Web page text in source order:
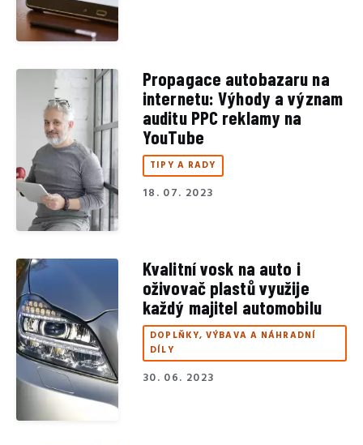
Propagace autobazaru na
internetu: Výhody a význam
auditu PPC reklamy na
YouTube
TIPY A RADY
18. 07. 2023
Kvalitní vosk na auto i
oživovač plastů využije
každý majitel automobilu
DOPLŇKY, VÝBAVA A NÁHRADNÍ
DÍLY
30. 06. 2023